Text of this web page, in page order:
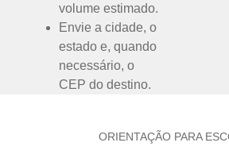
volume estimado.
Envie a cidade, o
estado e, quando
necessário, o
CEP do destino.
ORIENTAÇÃO PARA